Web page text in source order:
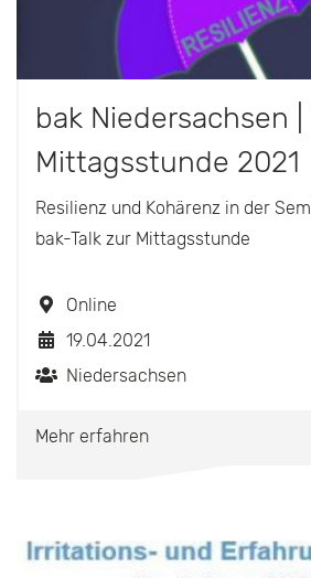
bak Niedersachsen |
Mittagsstunde 2021
Resilienz und Kohärenz in der
bak-Talk zur Mittagsstunde
Online
19.04.2021
Niedersachsen
Mehr erfahren